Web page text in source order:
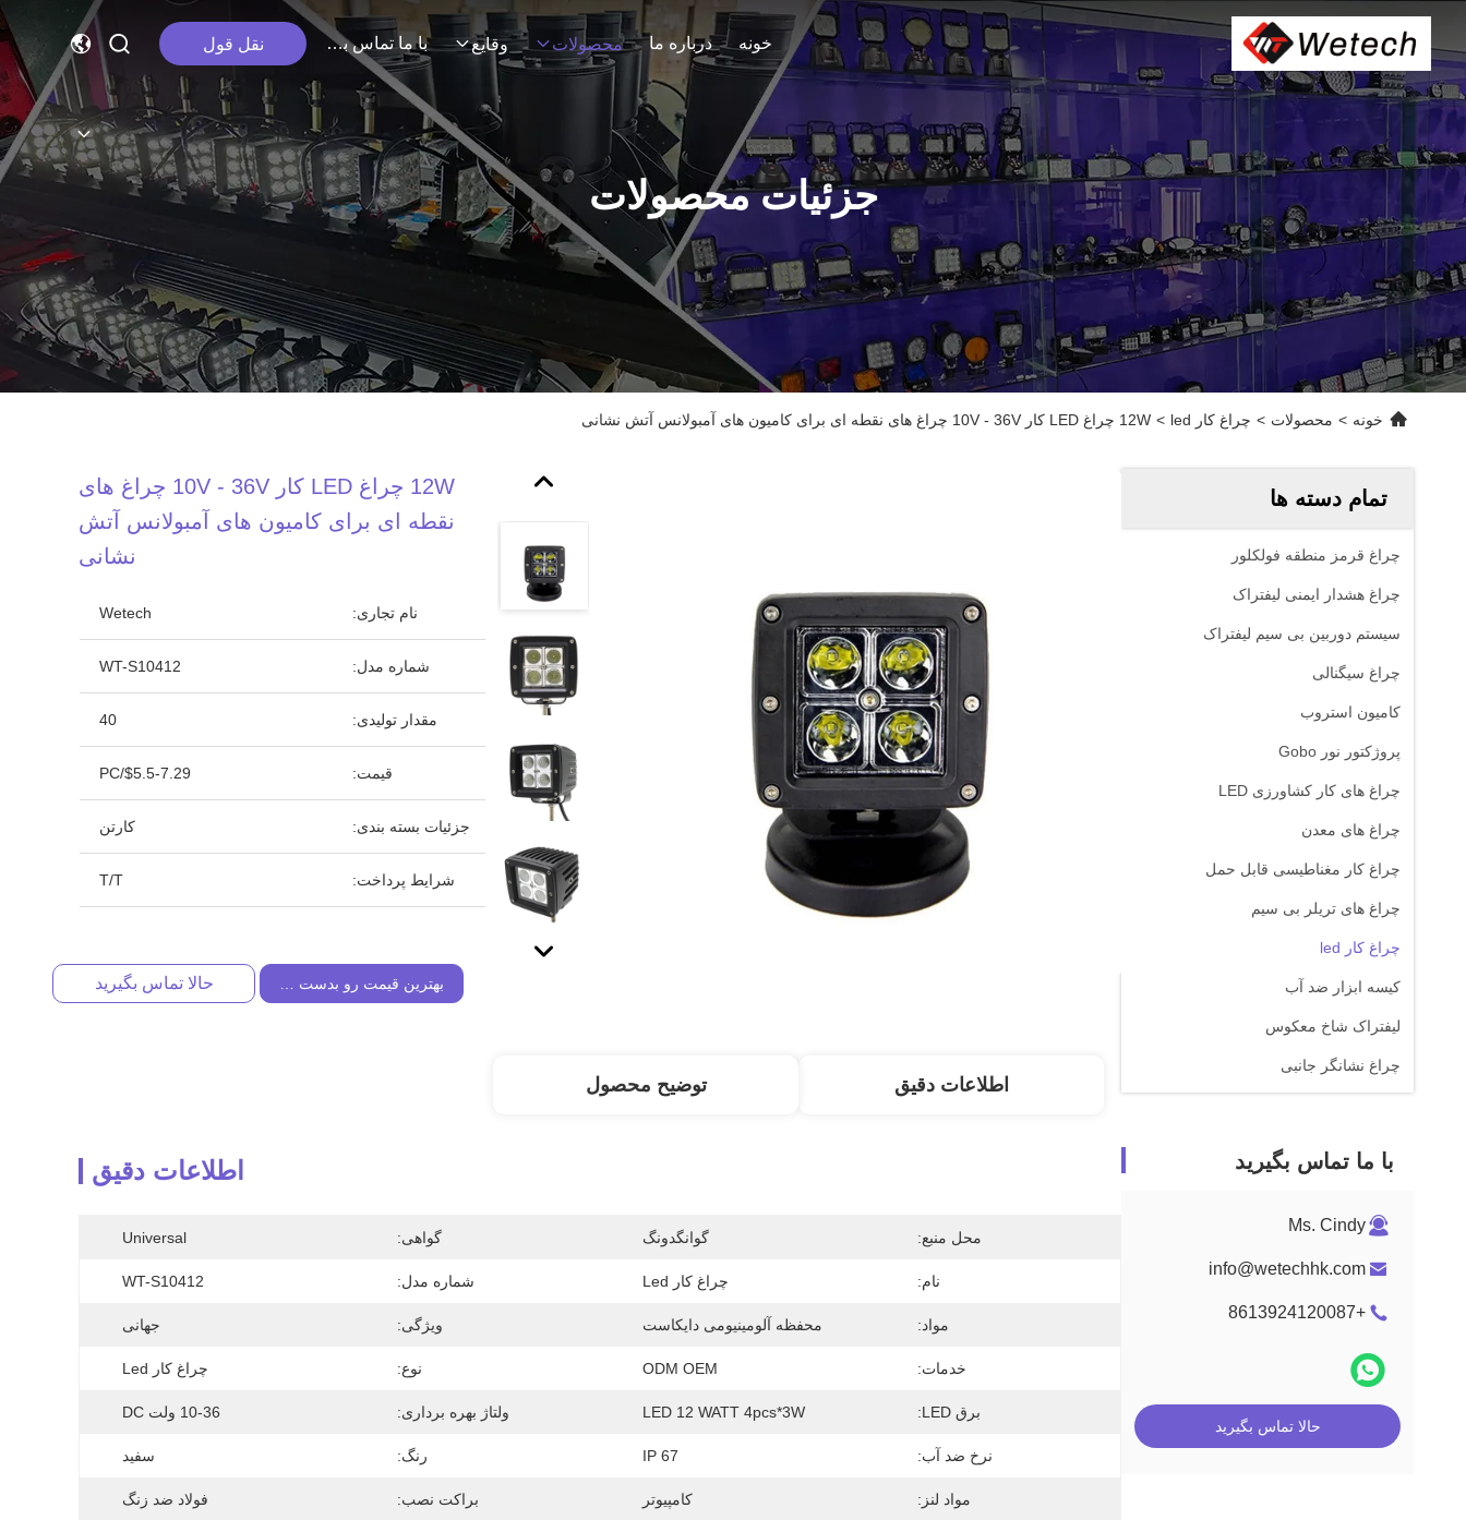
خونه درباره ما محصولات وقایع با ما تماس بگیرید نقل قول
جزئیات محصولات
خونه > محصولات > چراغ کار led > 12W چراغ LED کار 10V - 36V چراغ های نقطه ای برای کامیون های آمبولانس آتش نشانی
تمام دسته ها
چراغ قرمز منطقه فولکلور
چراغ هشدار ایمنی لیفتراک
سیستم دوربین بی سیم لیفتراک
چراغ سیگنالی
کامیون استروب
پروژکتور نور Gobo
چراغ های کار کشاورزی LED
چراغ های معدن
چراغ کار مغناطیسی قابل حمل
چراغ های تریلر بی سیم
چراغ کار led
کیسه ابزار ضد آب
لیفتراک شاخ معکوس
چراغ نشانگر جانبی
با ما تماس بگیرید
Ms. Cindy
info@wetechhk.com
+8613924120087
حالا تماس بگیرید
12W چراغ LED کار 10V - 36V چراغ های
نقطه ای برای کامیون های آمبولانس آتش
نشانی
نام تجاری: Wetech
شماره مدل: WT-S10412
مقدار تولیدی: 40
قیمت: $5.5-7.29/PC
جزئیات بسته بندی: کارتن
شرایط پرداخت: T/T
بهترین قیمت رو بدست بیار حالا تماس بگیرید
اطلاعات دقیق توضیح محصول
اطلاعات دقیق
محل منبع: گوانگدونگ گواهی: Universal
نام: چراغ کار Led شماره مدل: WT-S10412
مواد: محفظه آلومینیومی دایکاست ویژگی: جهانی
خدمات: ODM OEM نوع: چراغ کار Led
برق LED: LED 12 WATT 4pcs*3W ولتاژ بهره برداری: 10-36 ولت DC
نرخ ضد آب: IP 67 رنگ: سفید
مواد لنز: کامپیوتر براکت نصب: فولاد ضد زنگ